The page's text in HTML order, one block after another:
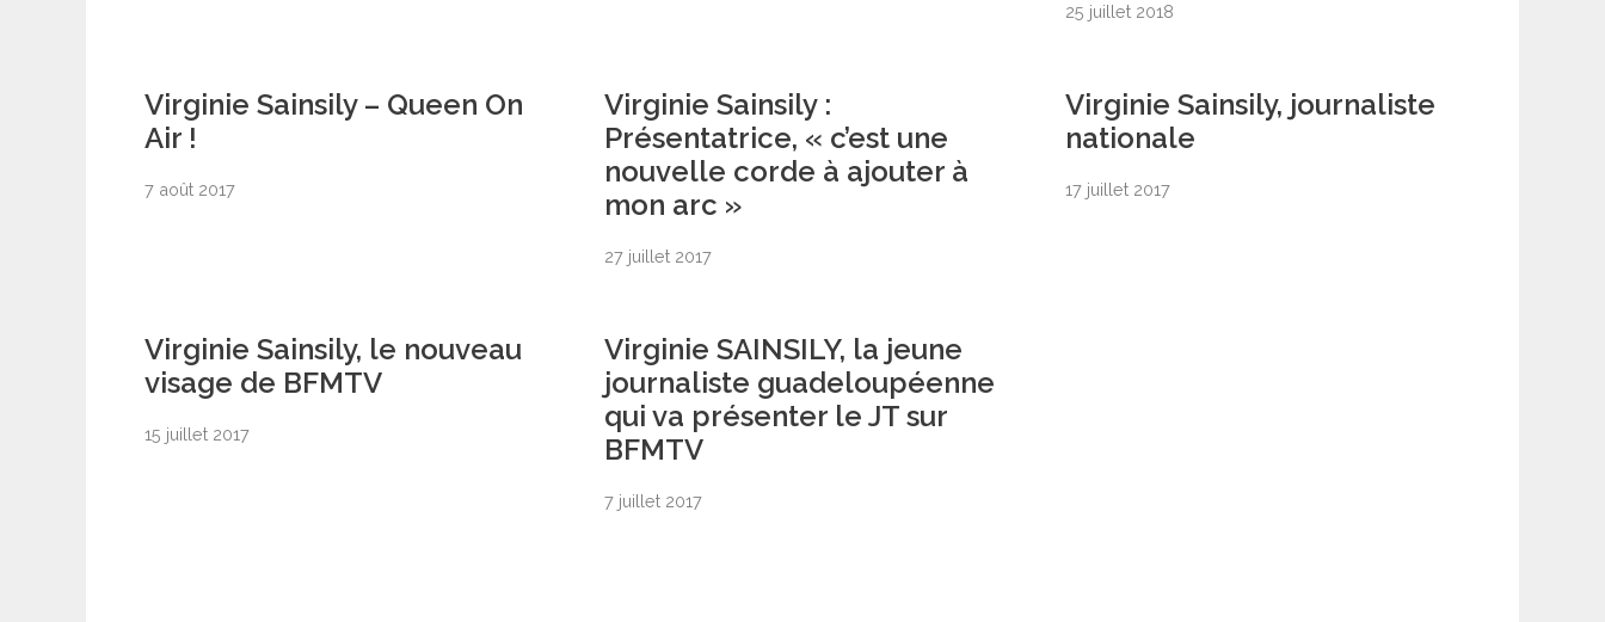
25 juillet 2018
Virginie Sainsily – Queen On
Air !
7 août 2017
Virginie Sainsily :
Présentatrice, « c’est une
nouvelle corde à ajouter à
mon arc »
27 juillet 2017
Virginie Sainsily, journaliste
nationale
17 juillet 2017
Virginie Sainsily, le nouveau
visage de BFMTV
15 juillet 2017
Virginie SAINSILY, la jeune
journaliste guadeloupéenne
qui va présenter le JT sur
BFMTV
7 juillet 2017